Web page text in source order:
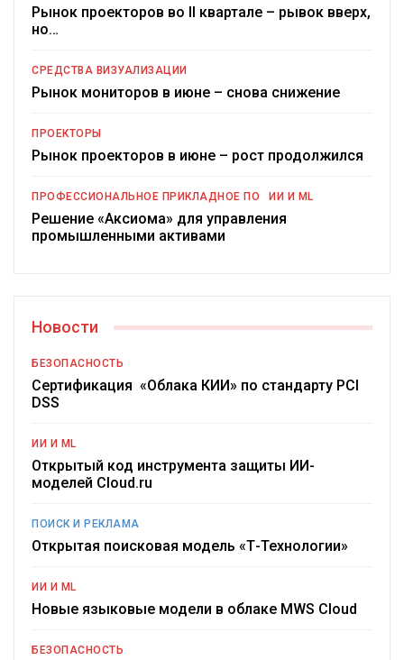
Рынок проекторов во II квартале – рывок вверх,
но…
СРЕДСТВА ВИЗУАЛИЗАЦИИ
Рынок мониторов в июне – снова снижение
ПРОЕКТОРЫ
Рынок проекторов в июне – рост продолжился
ПРОФЕССИОНАЛЬНОЕ ПРИКЛАДНОЕ ПО ИИ И ML
Решение «Аксиома» для управления
промышленными активами
Новости
БЕЗОПАСНОСТЬ
Сертификация «Облака КИИ» по стандарту PCI
DSS
ИИ И ML
Открытый код инструмента защиты ИИ-
моделей Cloud.ru
ПОИСК И РЕКЛАМА
Открытая поисковая модель «Т-Технологии»
ИИ И ML
Новые языковые модели в облаке MWS Cloud
БЕЗОПАСНОСТЬ